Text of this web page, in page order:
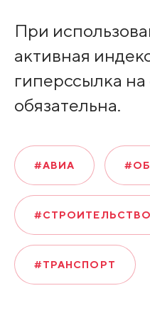
При
активная
гиперссылка на
обязательна.
#АВИА
#СТРОИТЕЛЬСТВО
#ТРАНСПОРТ